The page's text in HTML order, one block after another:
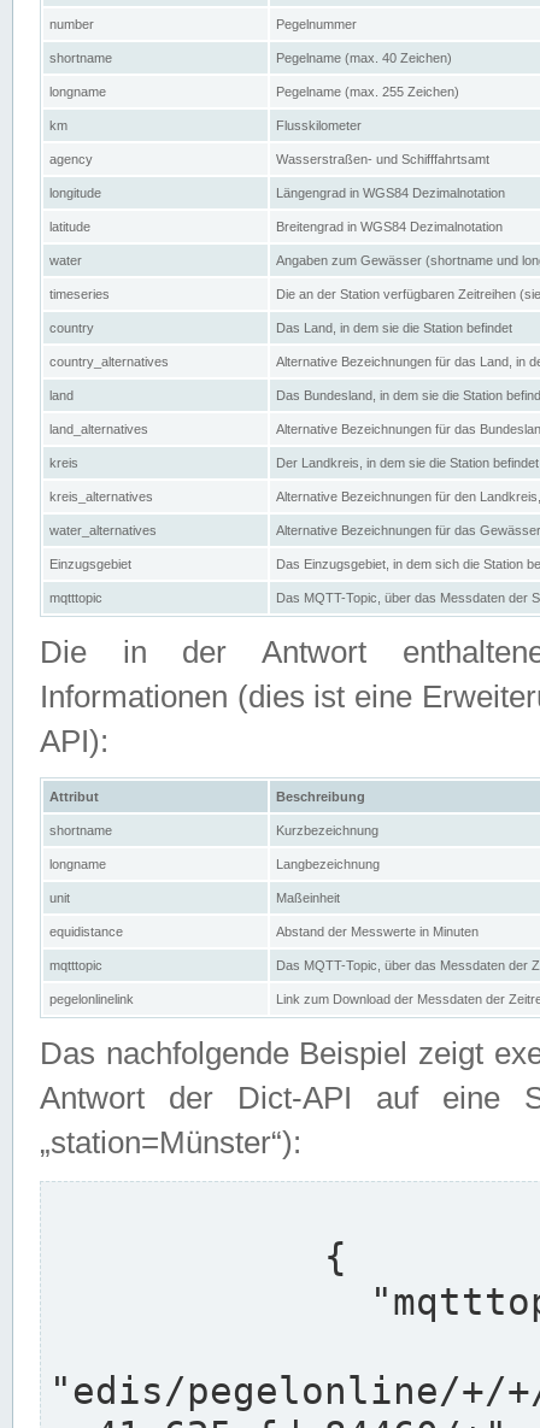
number Pegelnummer
shortname Pegelname (max. 40 Zeichen)
longname Pegelname (max. 255 Zeichen)
km Flusskilometer
agency Wasserstraßen- und Schifffahrtsamt
longitude Längengrad in WGS84 Dezimalnotation
latitude Breitengrad in WGS84 Dezimalnotation
water Angaben zum Gewässer (shortname und
timeseries Die an der Station verfügbaren Zeitreihen
country Das Land, in dem sie die Station befindet
country_alternatives Alternative Bezeichnungen für das Land, in
land Das Bundesland, in dem sie die Station
land_alternatives Alternative Bezeichnungen für das
kreis Der Landkreis, in dem sie die Station befindet
kreis_alternatives Alternative Bezeichnungen für den
water_alternatives Alternative Bezeichnungen für das
Einzugsgebiet Das Einzugsgebiet, in dem sich die Station
mqtttopic Das MQTT-Topic, über das Messdaten der
Die in der Antwort
Informationen (dies ist eine
API):
Attribut Beschreibung
shortname Kurzbezeichnung
longname Langbezeichnung
unit Maßeinheit
equidistance Abstand der Messwerte in Minuten
mqtttopic Das MQTT-Topic, über das Messdaten der
pegelonlinelink Link zum Download der Messdaten der
Das nachfolgende Beispiel zeigt
Antwort der Dict-API auf eine
„station=Münster“):
"edis/pegelonline/+/